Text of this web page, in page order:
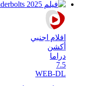
افلام اجنبي
أكشن
دراما
7.5
WEB-DL